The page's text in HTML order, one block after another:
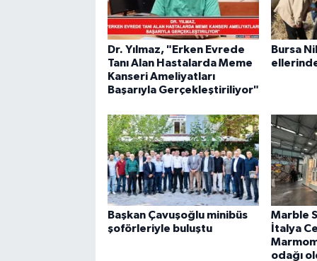
Dr. Yılmaz, "Erken Evrede
Tanı Alan Hastalarda Meme
Kanseri Ameliyatları
Başarıyla Gerçekleştiriliyor"
Bursa
Başkan Çavuşoğlu minibüs
şoförleriyle buluştu
Marble
İtalya
odağı